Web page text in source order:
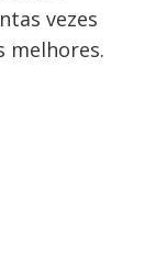
vezes
melhores.